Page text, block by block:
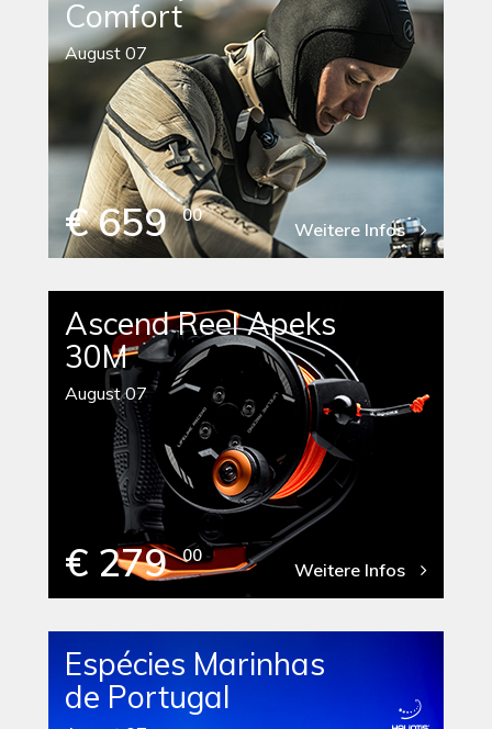
Comfort
August 07
€ 659 00
Weitere Infos
Ascend Reel Apeks
30M
August 07
€ 279 00
Weitere Infos
Espécies Marinhas
de Portugal